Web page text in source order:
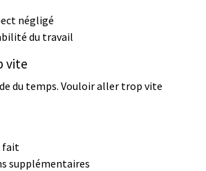
négligé
du travail
vite
du temps. Vouloir aller trop vite
fait
supplémentaires